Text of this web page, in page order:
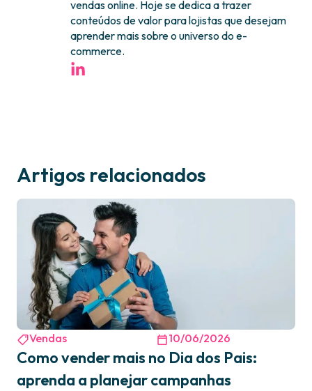
vendas online. Hoje se dedica a trazer
conteúdos de valor para lojistas que desejam
aprender mais sobre o universo do e-
commerce.
Artigos relacionados
Vendas 10/06/2026
Como vender mais no Dia dos Pais:
aprenda a planejar campanhas